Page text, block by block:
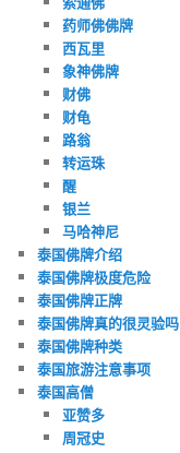
药师佛佛牌
西瓦里
象神佛牌
财佛
财龟
路翁
转运珠
醒
银兰
马哈神尼
泰国佛牌介绍
泰国佛牌极度危险
泰国佛牌正牌
泰国佛牌真的很灵验吗
泰国佛牌种类
泰国旅游注意事项
泰国高僧
亚赞多
周冠史